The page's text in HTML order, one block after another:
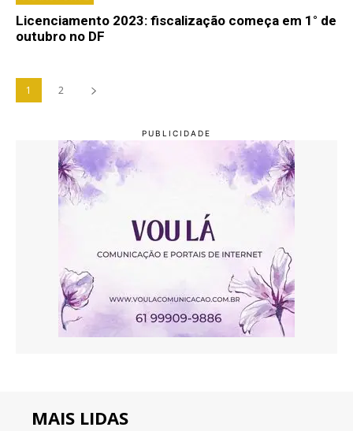
Licenciamento 2023: fiscalização começa em 1° de
outubro no DF
1 2
MAIS LIDAS